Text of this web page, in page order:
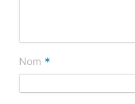
Nom *